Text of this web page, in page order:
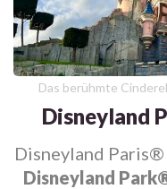
Das berühmte
Disneyland
Disneyland
Disneyland